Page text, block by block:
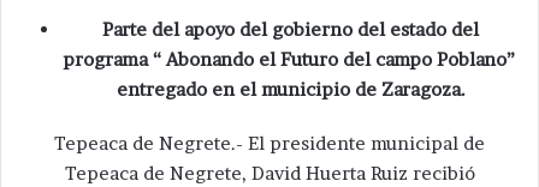
Parte del apoyo del gobierno del estado del
programa “ Abonando el Futuro del campo Poblano”
entregado en el municipio de Zaragoza.
Tepeaca de Negrete.- El presidente municipal de
Tepeaca de Negrete, David Huerta Ruiz recibió